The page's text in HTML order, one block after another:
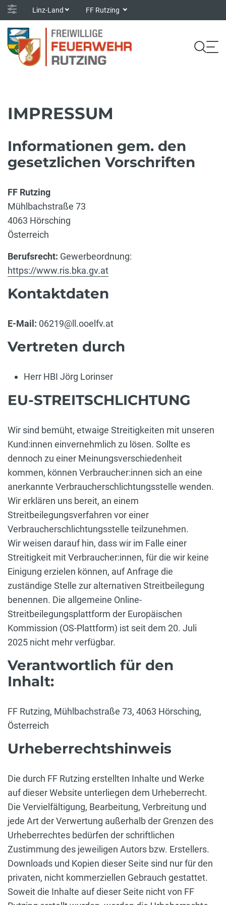
Linz-Land FF Rutzing
IMPRESSUM
Informationen gem. den
gesetzlichen Vorschriften
FF Rutzing
Mühlbachstraße 73
4063 Hörsching
Österreich
Berufsrecht: Gewerbeordnung:
https://www.ris.bka.gv.at
Kontaktdaten
E-Mail: 06219@ll.ooelfv.at
Vertreten durch
Herr HBI Jörg Lorinser
EU-STREITSCHLICHTUNG
Wir sind bemüht, etwaige Streitigkeiten mit unseren
Kund:innen einvernehmlich zu lösen. Sollte es
dennoch zu einer Meinungsverschiedenheit
kommen, können Verbraucher:innen sich an eine
anerkannte Verbraucherschlichtungsstelle wenden.
Wir erklären uns bereit, an einem
Streitbeilegungsverfahren vor einer
Verbraucherschlichtungsstelle teilzunehmen.
Wir weisen darauf hin, dass wir im Falle einer
Streitigkeit mit Verbraucher:innen, für die wir keine
Einigung erzielen können, auf Anfrage die
zuständige Stelle zur alternativen Streitbeilegung
benennen. Die allgemeine Online-
Streitbeilegungsplattform der Europäischen
Kommission (OS-Plattform) ist seit dem 20. Juli
2025 nicht mehr verfügbar.
Verantwortlich für den
Inhalt:
FF Rutzing, Mühlbachstraße 73, 4063 Hörsching,
Österreich
Urheberrechtshinweis
Die durch FF Rutzing erstellten Inhalte und Werke
auf dieser Website unterliegen dem Urheberrecht.
Die Vervielfältigung, Bearbeitung, Verbreitung und
jede Art der Verwertung außerhalb der Grenzen des
Urheberrechtes bedürfen der schriftlichen
Zustimmung des jeweiligen Autors bzw. Erstellers.
Downloads und Kopien dieser Seite sind nur für den
privaten, nicht kommerziellen Gebrauch gestattet.
Soweit die Inhalte auf dieser Seite nicht von FF